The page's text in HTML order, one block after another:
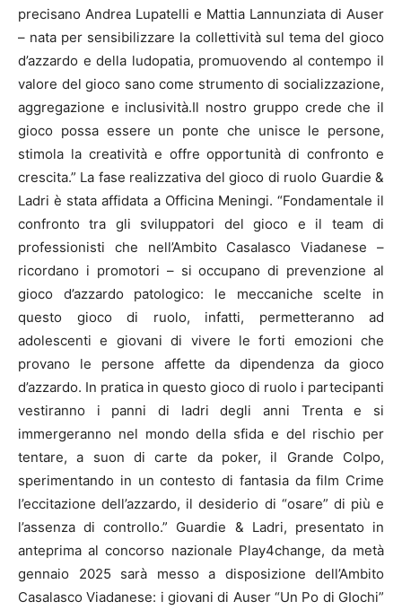
precisano Andrea Lupatelli e Mattia Lannunziata di Auser
– nata per sensibilizzare la collettività sul tema del gioco
d’azzardo e della ludopatia, promuovendo al contempo il
valore del gioco sano come strumento di socializzazione,
aggregazione e inclusività.Il nostro gruppo crede che il
gioco possa essere un ponte che unisce le persone,
stimola la creatività e offre opportunità di confronto e
crescita.” La fase realizzativa del gioco di ruolo Guardie &
Ladri è stata affidata a Officina Meningi. “Fondamentale il
confronto tra gli sviluppatori del gioco e il team di
professionisti che nell’Ambito Casalasco Viadanese –
ricordano i promotori – si occupano di prevenzione al
gioco d’azzardo patologico: le meccaniche scelte in
questo gioco di ruolo, infatti, permetteranno ad
adolescenti e giovani di vivere le forti emozioni che
provano le persone affette da dipendenza da gioco
d’azzardo. In pratica in questo gioco di ruolo i partecipanti
vestiranno i panni di ladri degli anni Trenta e si
immergeranno nel mondo della sfida e del rischio per
tentare, a suon di carte da poker, il Grande Colpo,
sperimentando in un contesto di fantasia da film Crime
l’eccitazione dell’azzardo, il desiderio di “osare” di più e
l’assenza di controllo.” Guardie & Ladri, presentato in
anteprima al concorso nazionale Play4change, da metà
gennaio 2025 sarà messo a disposizione dell’Ambito
Casalasco Viadanese: i giovani di Auser “Un Po di GIochi”